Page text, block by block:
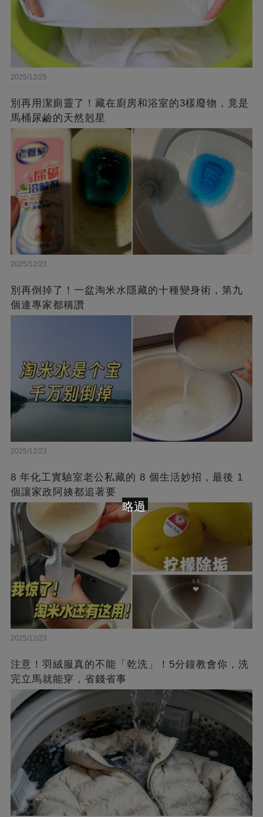
2025/12/25
別再用潔廁靈了！藏在廚房和浴室的3樣廢物，竟是
馬桶尿鹼的天然剋星
2025/12/23
別再倒掉了！一盆淘米水隱藏的十種變身術，第九
個連專家都稱讚
2025/12/23
8 年化工實驗室老公私藏的 8 個生活妙招，最後 1
個讓家政阿姨都追著要
2025/12/23
注意！羽絨服真的不能「乾洗」！5分鐘教會你，洗
完立馬就能穿，省錢省事
略過